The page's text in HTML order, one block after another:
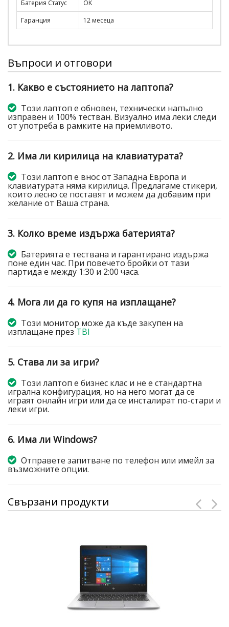
Батерия Статус
OK
Гаранция
12 месеца
Въпроси и отговори
1. Какво е състоянието на лаптопа?
Този лаптоп е обновен, технически напълно
изправен и 100% тестван. Визуално има леки следи
от употреба в рамките на приемливото.
2. Има ли кирилица на клавиатурата?
Този лаптоп е внос от Западна Европа и
клавиатурата няма кирилица. Предлагаме стикери,
които лесно се поставят и можем да добавим при
желание от Ваша страна.
3. Колко време издържа батерията?
Батерията е тествана и гарантирано издържа
поне един час. При повечето бройки от тази
партида е между 1:30 и 2:00 часа.
4. Мога ли да го купя на изплащане?
Този монитор може да къде закупен на
изплащане презTBI
5. Става ли за игри?
Този лаптоп е бизнес клас и не е стандартна
игрална конфигурация, но на него могат да се
играят онлайн игри или да се инсталират по-стари и
леки игри.
6. Има ли Windows?
Отправете запитване по телефон или имейл за
възможните опции.
Свързани продукти